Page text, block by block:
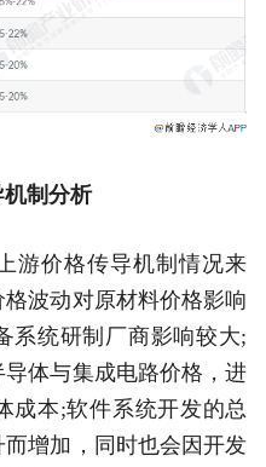
制分析
游价格传导机制情况来
波动对原材料价格影响
系统研制厂商影响较大;
体与集成电路价格，进
成本;软件系统开发的总
增加，同时也会因开发